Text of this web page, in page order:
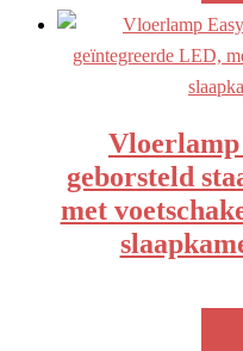
Vloerlamp
geborsteld
met